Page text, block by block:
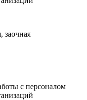
заочная
с персоналом